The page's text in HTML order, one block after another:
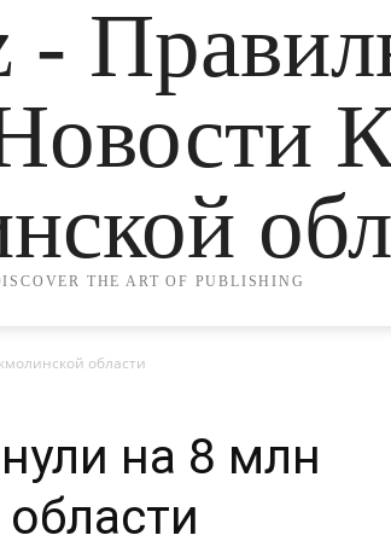
-
THE ART OF PUBLISHING
области
на 8 млн